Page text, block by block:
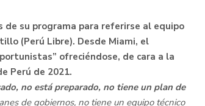
de su programa para referirse al equipo
(Perú Libre). Desde Miami, el
ofreciéndose, de cara a la
Perú de 2021.
no está preparado, no tiene un plan de
de gobiernos, no tiene un equipo técnico